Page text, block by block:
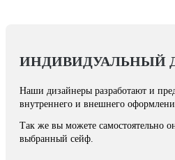
ИНДИВИДУАЛЬНЫЙ
Наши дизайнеры разработают и
внутреннего и внешнего
Так же вы можете самостоятельно
выбранный сейф.